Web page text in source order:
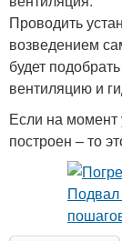
Проводить
возведением
будет
вентиляцию и
Если на момент
построен – то